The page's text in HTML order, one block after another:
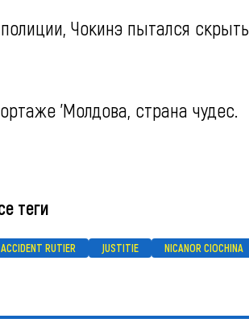
Чокинэ пытался скрыть
'Молдова, страна чудес.
теги
ACCIDENT RUTIER JUSTITIE NICANOR CIOCHINA